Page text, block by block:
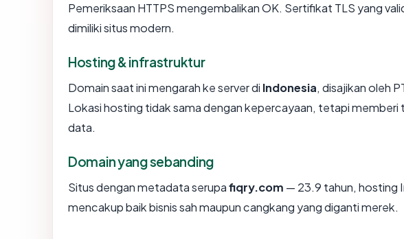
Pemeriksaan HTTPS mengembalikan OK. Sertifikat TLS yang
dimiliki situs modern.
Hosting & infrastruktur
Domain saat ini mengarah ke server di Indonesia, disajikan oleh
Lokasi hosting tidak sama dengan kepercayaan, tetapi memberi
data.
Domain yang sebanding
Situs dengan metadata serupafiqry.com — 23.9 tahun, hosting
mencakup baik bisnis sah maupun cangkang yang diganti merek.